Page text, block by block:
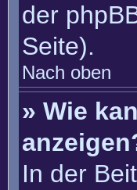
der
Seite).
Nach oben
» Wie
In der